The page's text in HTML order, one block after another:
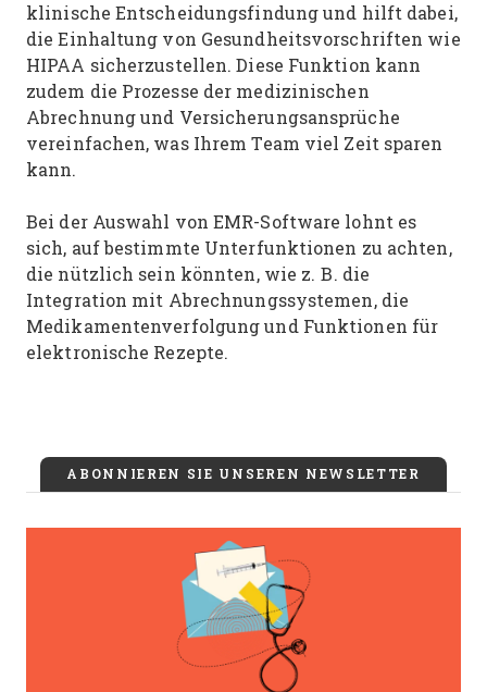
klinische Entscheidungsfindung und hilft dabei,
die Einhaltung von Gesundheitsvorschriften wie
HIPAA sicherzustellen. Diese Funktion kann
zudem die Prozesse der medizinischen
Abrechnung und Versicherungsansprüche
vereinfachen, was Ihrem Team viel Zeit sparen
kann.
Bei der Auswahl von EMR-Software lohnt es
sich, auf bestimmte Unterfunktionen zu achten,
die nützlich sein könnten, wie z. B. die
Integration mit Abrechnungssystemen, die
Medikamentenverfolgung und Funktionen für
elektronische Rezepte.
ABONNIEREN SIE UNSEREN NEWSLETTER